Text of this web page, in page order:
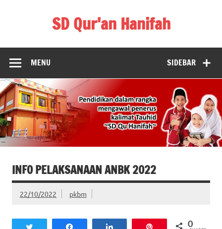
SD Qur'an Hanifah
SIDEBAR
MENU
INFO PELAKSANAAN ANBK 2022
22/10/2022 pkbm
0